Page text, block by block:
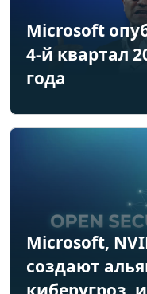
Microsoft
4-й квартал
года
Microsoft,
создают